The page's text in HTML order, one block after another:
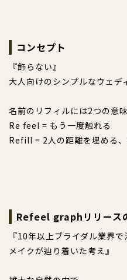
コンセプト
『飾らない』
大人向けのシンプルなウェデ
名前のリフィルには2つの意
Re feel = もう一度触れる
Refill = 2人の距離を埋める
Refeel graphリリース
『10年以上ブライダル業界
メイクが辿り着いた考え』